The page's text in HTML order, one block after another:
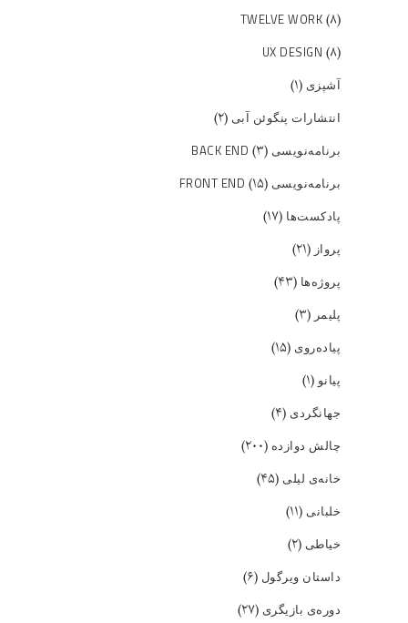
TWELVE WORK (۸)
UX DESIGN (۸)
آشپزی (۱)
انتشارات پنگوئن آبی (۲)
برنامه‌نویسی BACK END (۳)
برنامه‌نویسی FRONT END (۱۵)
پادکست‌ها (۱۷)
پرواز (۲۱)
پروژه‌ها (۴۳)
پلیمر (۳)
پیاده‌روی (۱۵)
پیانو(۱)
جهانگردی (۴)
چالش دوازده (۲۰۰)
خانه‌ی لیلی (۴۵)
خلبانی (۱۱)
خیاطی (۲)
داستان ویرگول (۶)
دوره‌ی بازیگری (۲۷)